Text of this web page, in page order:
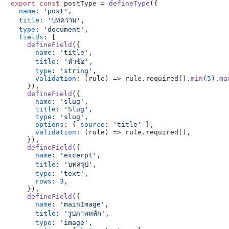
export
const postType = defineType ({
name : 'post' ,
title : 'บทความ' ,
type : 'document' ,
fields : [
defineField ({
name : 'title' ,
title : 'หัวข้อ' ,
type : 'string' ,
validation : ( rule ) => rule.required(). min ( 5 ).
    }),
defineField ({
name : 'slug' ,
title : 'Slug' ,
type : 'slug' ,
options : { source : 'title'
},
validation : ( rule ) => rule.required(),
    }),
defineField ({
name : 'excerpt' ,
title : 'บทสรุป' ,
type : 'text' ,
rows : 3 ,
    }),
defineField ({
name : 'mainImage' ,
title : 'รูปภาพหลัก' ,
type : 'image' ,